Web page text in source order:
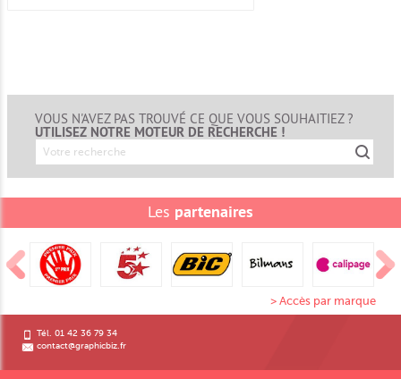
VOUS N'AVEZ PAS TROUVÉ CE QUE VOUS SOUHAITIEZ ?
UTILISEZ NOTRE MOTEUR DE RECHERCHE !
Les partenaires
> Accès par marque
Tél. 01 42 36 79 34
contact@graphicbiz.fr